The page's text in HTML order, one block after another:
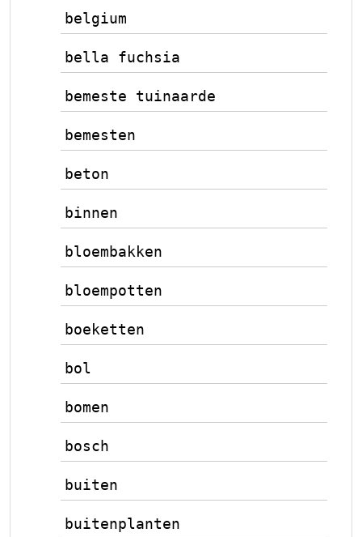
belgium
bella fuchsia
bemeste tuinaarde
bemesten
beton
binnen
bloembakken
bloempotten
boeketten
bol
bomen
bosch
buiten
buitenplanten